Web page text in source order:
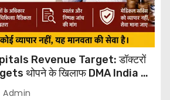
Revenue Target: डॉक्टरों
थोपने के खिलाफ DMA India का
Motu जांच की मांग
Admin